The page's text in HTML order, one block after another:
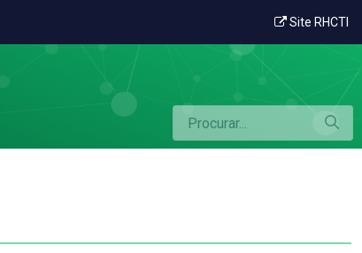
Site RHCTI